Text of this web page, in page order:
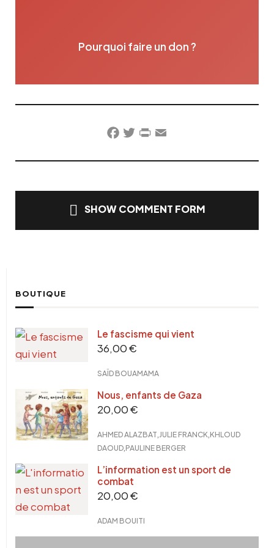
Pourquoi faire un don ?
Facebook
TwitterPrintFriendly
Email
SHOW COMMENT FORM
BOUTIQUE
Le fascisme qui vient
36,00€
SAÏD BOUAMAMA
Nous, enfants de Gaza
20,00€
AHMED ALAZBAT,JULIE FRANCK,KHLOUD
DAOUD,PAULINE BERGER
L’information est un sport de
combat
20,00€
ADAM BOUITI